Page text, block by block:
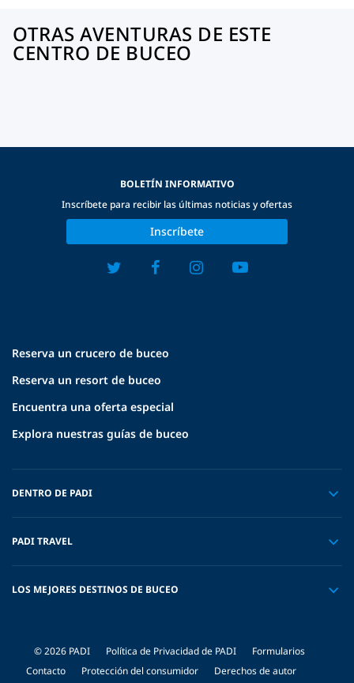
OTRAS AVENTURAS DE ESTE
CENTRO DE BUCEO
Reserva un crucero de buceo
Reserva un resort de buceo
Encuentra una oferta especial
Explora nuestras guías de buceo
DENTRO DE PADI
PADI TRAVEL
LOS MEJORES DESTINOS DE BUCEO
BOLETÍN INFORMATIVO
Inscríbete para recibir las últimas noticias y ofertas
Inscríbete
© 2026 PADI Política de Privacidad de PADI
Formularios
Contacto
Protección del consumidor Derechos de autor